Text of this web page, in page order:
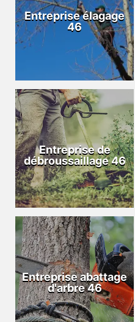
Entreprise élagage
46
Entreprise de
débroussaillage 46
Entreprise abattage
d'arbre 46